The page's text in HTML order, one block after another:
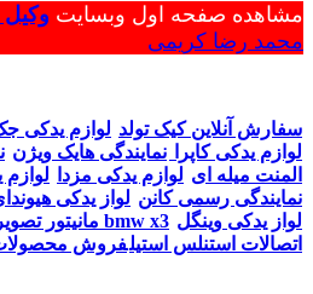
مشاهده صفحه اول وبسایت وکیل
محمد رضا کریمی
سفارش آنلاین کیک تولد لوازم یدکی
لوازم یدکی کاپرا
نمایندگی هایک ویژن
المنت میله ای لوازم یدکی مزدا
نمایندگی رسمی کانن لواز یدکی
مانیتور تصویری bmw x3 لواز یدکی وینگل
اتصالات استنلس استیلفروش